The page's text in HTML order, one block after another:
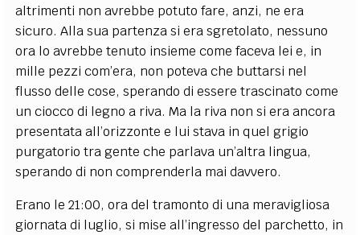
altrimenti non avrebbe potuto fare, anzi, ne era
sicuro. Alla sua partenza si era sgretolato, nessuno
ora lo avrebbe tenuto insieme come faceva lei e, in
mille pezzi com’era, non poteva che buttarsi nel
flusso delle cose, sperando di essere trascinato come
un ciocco di legno a riva. Ma la riva non si era ancora
presentata all’orizzonte e lui stava in quel grigio
purgatorio tra gente che parlava un’altra lingua,
sperando di non comprenderla mai davvero.
Erano le 21:00, ora del tramonto di una meravigliosa
giornata di luglio, si mise all’ingresso del parchetto, in